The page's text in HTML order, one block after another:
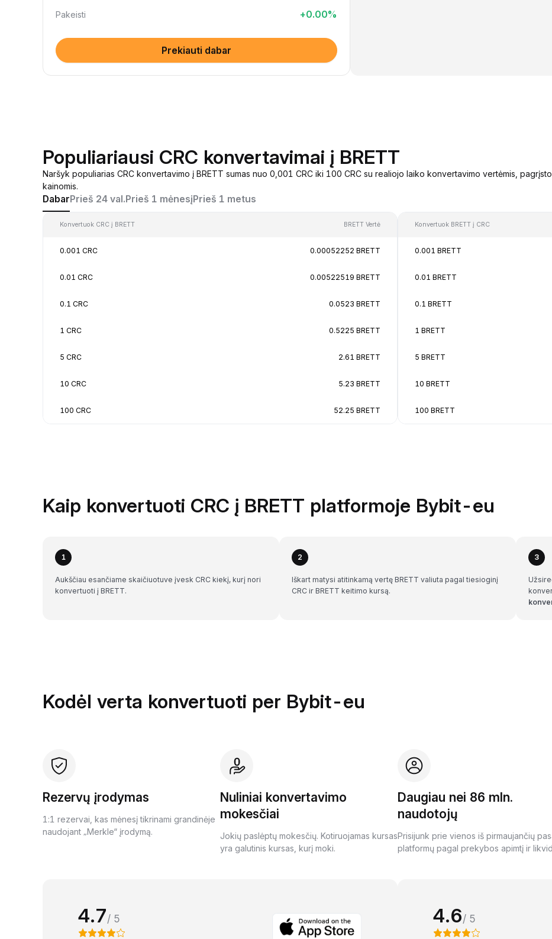
Pakeisti +0.00%
Prekiauti dabar
Populiariausi CRC konvertavimai į BRETT
Naršyk populiarias CRC konvertavimo į BRETT sumas nuo 0,001 CRC iki 100 CRC su realiojo laiko konvertavimo vertėmis,
kainomis.
DabarPrieš 24 val.Prieš 1 mėnesįPrieš 1 metus
Konvertuok CRC į BRETT BRETT Vertė
0.001 CRC 0.00052252 BRETT
0.01 CRC 0.00522519 BRETT
0.1 CRC 0.0523 BRETT
1 CRC 0.5225 BRETT
5 CRC 2.61 BRETT
10 CRC 5.23 BRETT
100 CRC 52.25 BRETT
Konvertuok BRETT į CRC
0.001 BRETT
0.01 BRETT
0.1 BRETT
1 BRETT
5 BRETT
10 BRETT
100 BRETT
Kaip konvertuoti CRC į BRETT platformoje Bybit-eu
1
Aukščiau esančiame skaičiuotuve įvesk CRC kiekį, kurį nori
konvertuoti į BRETT.
2
Iškart matysi atitinkamą vertę BRETT valiuta pagal tiesioginį
CRC ir BRETT keitimo kursą.
3
Kodėl verta konvertuoti per Bybit-eu
Rezervų įrodymas
1:1 rezervai, kas mėnesį tikrinami grandinėje
naudojant „Merkle“ įrodymą.
Nuliniai konvertavimo
mokesčiai
Jokių paslėptų mokesčių. Kotiruojamas kursas
yra galutinis kursas, kurį moki.
Daugiau nei 86 mln.
naudotojų
Prisijunk prie vienos iš pirmaujančių
platformų pagal prekybos apimtį ir
4.7/ 5 4.6/ 5